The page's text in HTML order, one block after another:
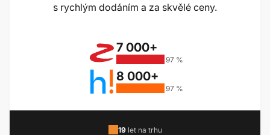
s rychlým dodáním a za skvělé ceny.
7 000+
97 %
8 000+
97 %
19let na trhu